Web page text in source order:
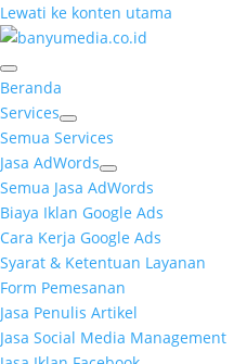
Lewati ke konten utama
Beranda
Services
Semua Services
Jasa AdWords
Semua Jasa AdWords
Biaya Iklan Google Ads
Cara Kerja Google Ads
Syarat & Ketentuan Layanan
Form Pemesanan
Jasa Penulis Artikel
Jasa Social Media Management